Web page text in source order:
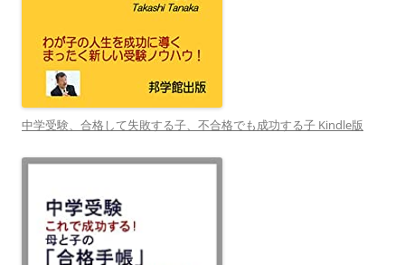
中学受験、合格して失敗する子、不合格でも成功する子 Kindle版